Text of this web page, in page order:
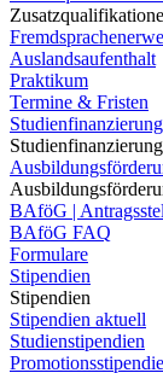
Auslandsaufenthalt
Praktikum
Termine & Fristen
Studienfinanzierung
Studienfinanzierung
BAföG |
BAföG FAQ
Formulare
Stipendien
Stipendien
Stipendien aktuell
Studienstipendien